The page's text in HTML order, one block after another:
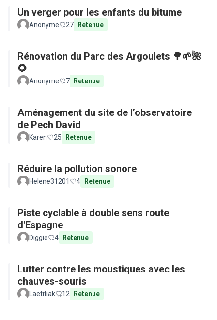
Un verger pour les enfants du bitume
Anonyme 27 Retenue
Rénovation du Parc des Argoulets 🌳🌱🌺
🌻
Anonyme 7 Retenue
Aménagement du site de l’observatoire
de Pech David
Karen 25 Retenue
Réduire la pollution sonore
Helene31201 4 Retenue
Piste cyclable à double sens route
d'Espagne
Diggie 4 Retenue
Lutter contre les moustiques avec les
chauves-souris
Laetitiak 12 Retenue